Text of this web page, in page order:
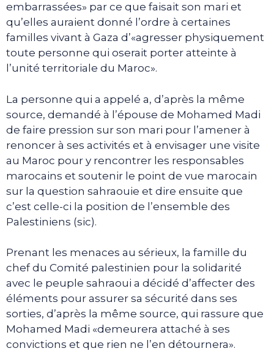
embarrassées» par ce que faisait son mari et
qu’elles auraient donné l’ordre à certaines
familles vivant à Gaza d’«agresser physiquement
toute personne qui oserait porter atteinte à
l’unité territoriale du Maroc».
La personne qui a appelé a, d’après la même
source, demandé à l’épouse de Mohamed Madi
de faire pression sur son mari pour l’amener à
renoncer à ses activités et à envisager une visite
au Maroc pour y rencontrer les responsables
marocains et soutenir le point de vue marocain
sur la question sahraouie et dire ensuite que
c’est celle-ci la position de l’ensemble des
Palestiniens (sic).
Prenant les menaces au sérieux, la famille du
chef du Comité palestinien pour la solidarité
avec le peuple sahraoui a décidé d’affecter des
éléments pour assurer sa sécurité dans ses
sorties, d’après la même source, qui rassure que
Mohamed Madi «demeurera attaché à ses
convictions et que rien ne l’en détournera».